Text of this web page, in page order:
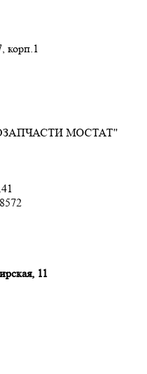
корп.1
МОСТАТ"
11